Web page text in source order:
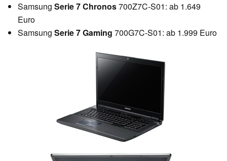
Samsung Serie 7 Chronos700Z7C-S01: ab 1.649
Euro
Samsung Serie 7 Gaming 700G7C-S01: ab 1.999 Euro